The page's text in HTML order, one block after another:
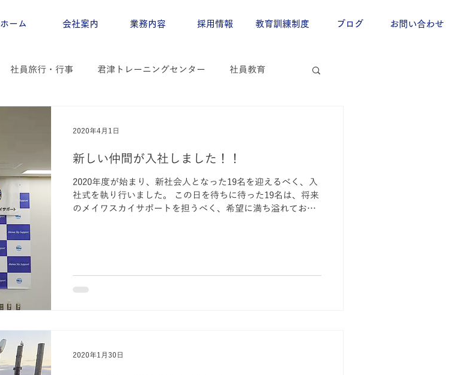
ホーム 会社案内 業務内容 採用情報 教育訓練制度 ブログ お問い合わせ
社員旅行・行事 君津トレーニングセンター 社員教育
新しい仲間が入社しました！！
2020年度が始まり、新社会人となった19名を迎えるべく、入
社式を執り行いました。 この日を待ちに待った19名は、将来
のメイワスカイサポートを担うべく、希望に満ち溢れてお
2020年4月1日
2020年1月30日